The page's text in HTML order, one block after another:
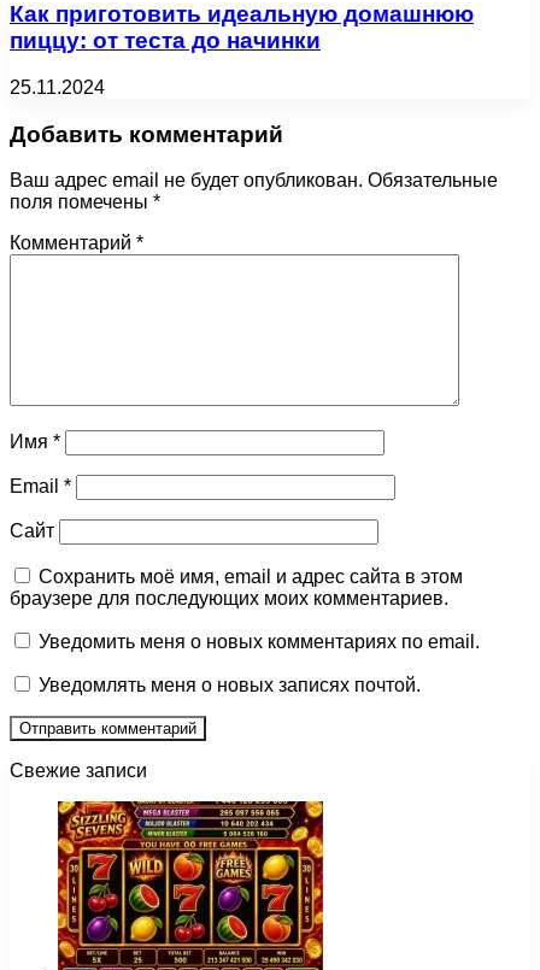
Как приготовить идеальную домашнюю
пиццу: от теста до начинки
25.11.2024
Добавить комментарий
Ваш адрес email не будет опубликован. Обязательные
поля помечены *
Комментарий *
Имя *
Email *
Сайт
Сохранить моё имя, email и адрес сайта в этом
браузере для последующих моих комментариев.
Уведомить меня о новых комментариях по email.
Уведомлять меня о новых записях почтой.
Свежие записи